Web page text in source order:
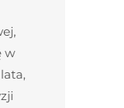
w